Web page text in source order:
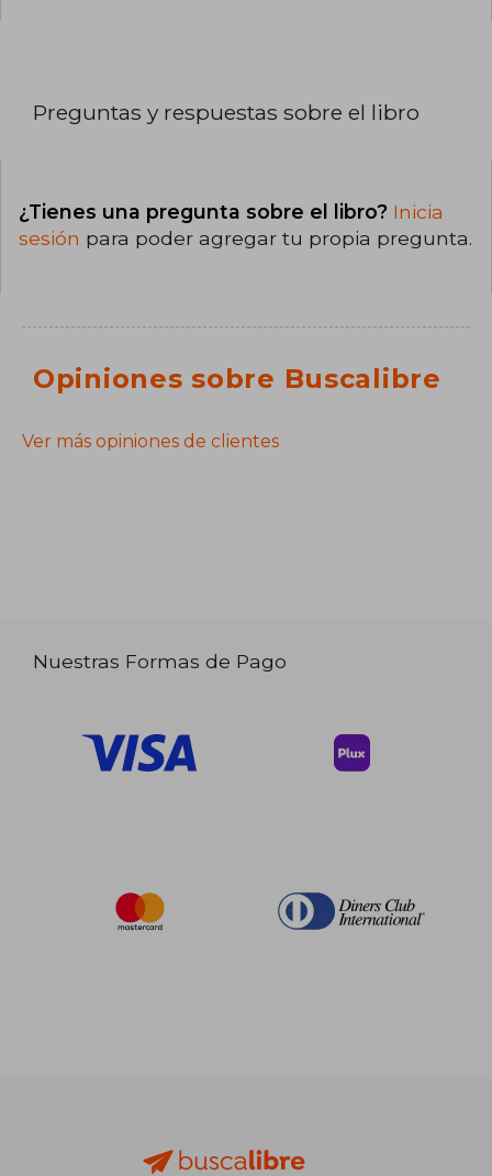
Preguntas y respuestas sobre el libro
¿Tienes una pregunta sobre el libro? Inicia
sesión para poder agregar tu propia pregunta.
Opiniones sobre Buscalibre
Ver más opiniones de clientes
Nuestras Formas de Pago